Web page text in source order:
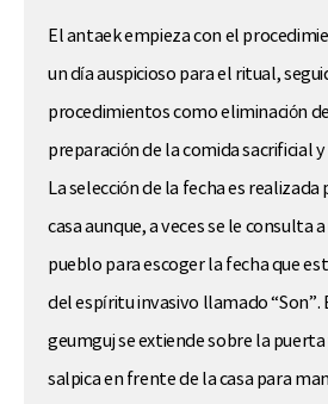
El antaek empieza con el
un día auspicioso para el ritual,
procedimientos como eliminación
preparación de la comida sacrificial
La selección de la fecha es realizada
casa aunque, a veces se le consulta
pueblo para escoger la fecha que
del espíritu invasivo llamado “Son”.
geumguj se extiende sobre la
salpica en frente de la casa para